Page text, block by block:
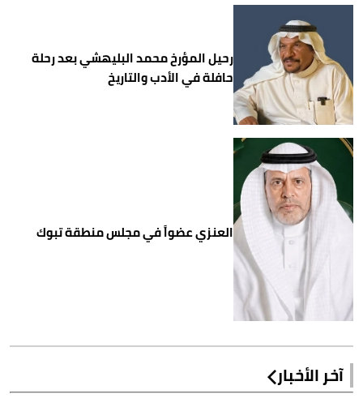
رحيل المؤرخ محمد البليهشي بعد رحلة
حافلة في الأدب والتاريخ
العنزي عضواً في مجلس منطقة تبوك
آخر الأخبار